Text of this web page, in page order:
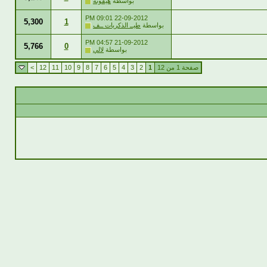
22-09-2012
09:01 PM
بواسطة طيــ الذكريات ــف 1
5,300
21-09-2012
04:57 PM
بواسطة لالي 0
5,766
صفحة 1 من 12 1
2
3
4
5
6
7
8
9
10
11
12
>